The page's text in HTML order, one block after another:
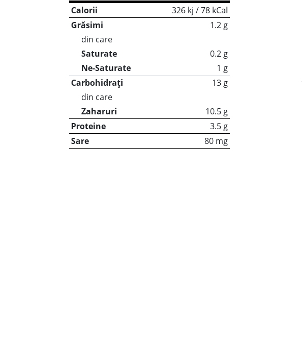
Calorii
326 kj / 78 kCal
Grăsimi
1.2 g
din care
Saturate
0.2 g
Ne-Saturate
1 g
Carbohidrați
13 g
din care
Zaharuri
10.5 g
Proteine
3.5 g
Sare
80 mg